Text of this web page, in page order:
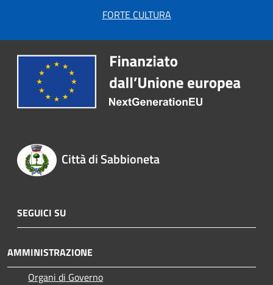
FORTE CULTURA
Città di Sabbioneta
SEGUICI SU
AMMINISTRAZIONE
Organi di Governo